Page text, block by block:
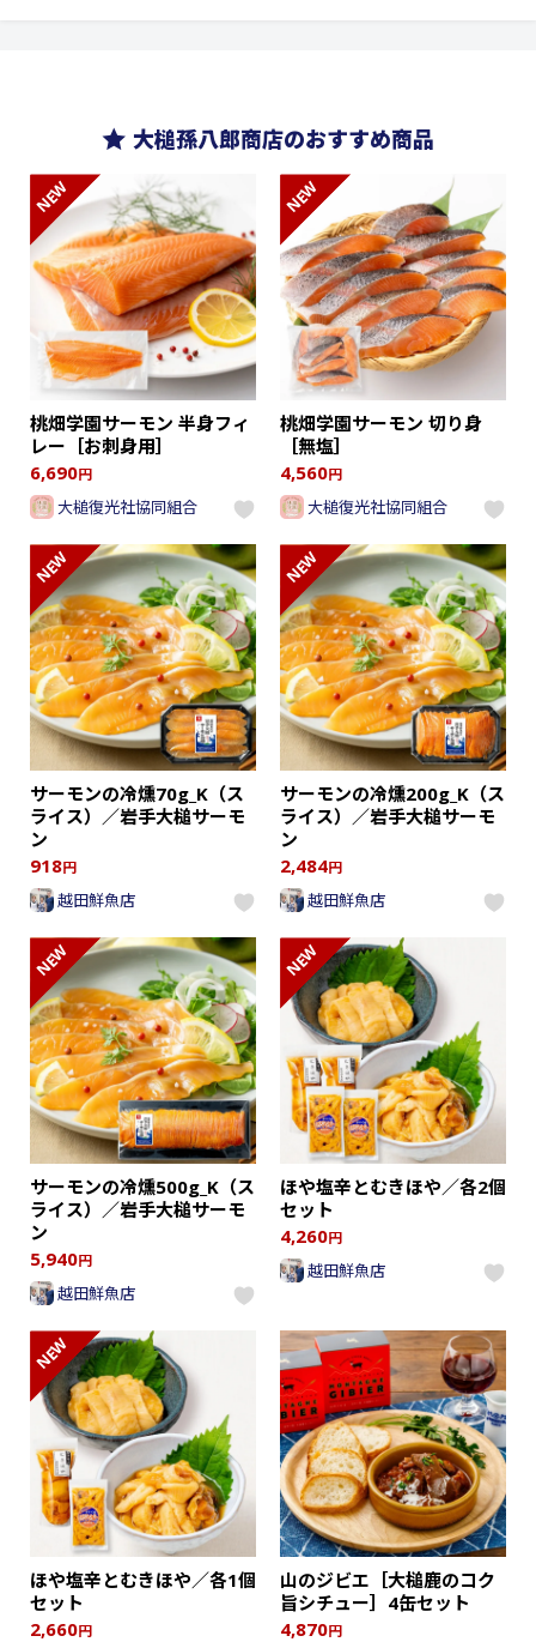
大槌孫八郎商店のおすすめ商品
NEW
桃畑学園サーモン 半身フィ
レー［お刺身用］
6,690円
大槌復光社協同組合
NEW
桃畑学園サーモン 切り身
［無塩］
4,560円
大槌復光社協同組合
NEW
サーモンの冷燻70g_K（ス
ライス）／岩手大槌サーモ
ン
918円
越田鮮魚店
NEW
サーモンの冷燻200g_K（ス
ライス）／岩手大槌サーモ
ン
2,484円
越田鮮魚店
NEW
サーモンの冷燻500g_K（ス
ライス）／岩手大槌サーモ
ン
5,940円
越田鮮魚店
NEW
ほや塩辛とむきほや／各2個
セット
4,260円
越田鮮魚店
NEW
ほや塩辛とむきほや／各1個
セット
2,660円
山のジビエ［大槌鹿のコク
旨シチュー］4缶セット
4,870円